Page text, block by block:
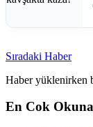
Sıradaki Haber
Haber yüklenirken
En Cok